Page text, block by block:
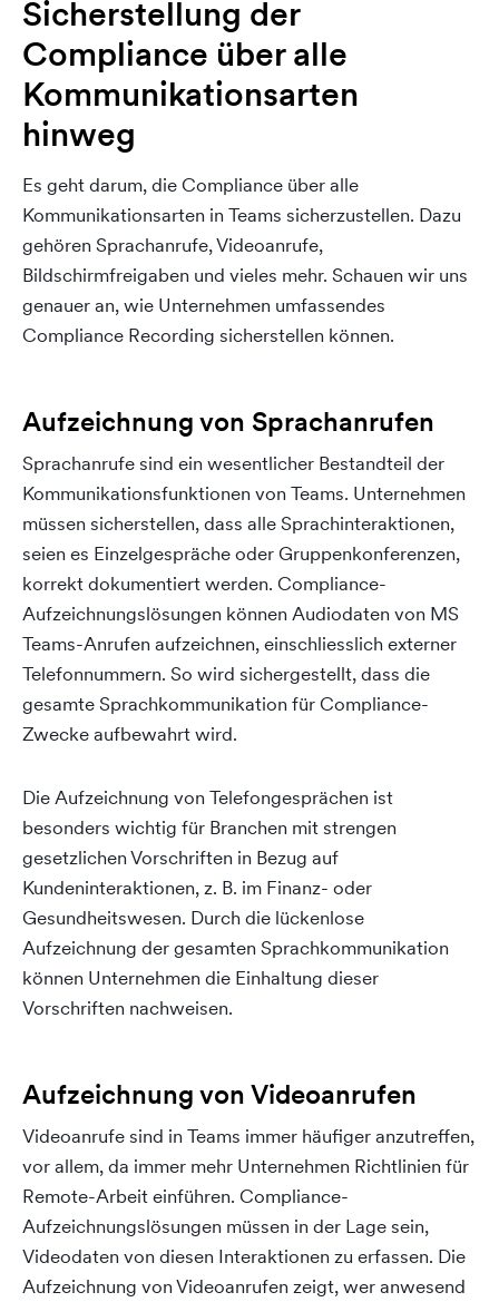
Sicherstellung der
Compliance über alle
Kommunikationsarten
hinweg
Es geht darum, die Compliance über alle
Kommunikationsarten in Teams sicherzustellen. Dazu
gehören Sprachanrufe, Videoanrufe,
Bildschirmfreigaben und vieles mehr. Schauen wir uns
genauer an, wie Unternehmen umfassendes
Compliance Recording sicherstellen können.
Aufzeichnung von Sprachanrufen
Sprachanrufe sind ein wesentlicher Bestandteil der
Kommunikationsfunktionen von Teams. Unternehmen
müssen sicherstellen, dass alle Sprachinteraktionen,
seien es Einzelgespräche oder Gruppenkonferenzen,
korrekt dokumentiert werden. Compliance-
Aufzeichnungslösungen können Audiodaten von MS
Teams-Anrufen aufzeichnen, einschliesslich externer
Telefonnummern. So wird sichergestellt, dass die
gesamte Sprachkommunikation für Compliance-
Zwecke aufbewahrt wird.
Die Aufzeichnung von Telefongesprächen ist
besonders wichtig für Branchen mit strengen
gesetzlichen Vorschriften in Bezug auf
Kundeninteraktionen, z. B. im Finanz- oder
Gesundheitswesen. Durch die lückenlose
Aufzeichnung der gesamten Sprachkommunikation
können Unternehmen die Einhaltung dieser
Vorschriften nachweisen.
Aufzeichnung von Videoanrufen
Videoanrufe sind in Teams immer häufiger anzutreffen,
vor allem, da immer mehr Unternehmen Richtlinien für
Remote-Arbeit einführen. Compliance-
Aufzeichnungslösungen müssen in der Lage sein,
Videodaten von diesen Interaktionen zu erfassen. Die
Aufzeichnung von Videoanrufen zeigt, wer anwesend